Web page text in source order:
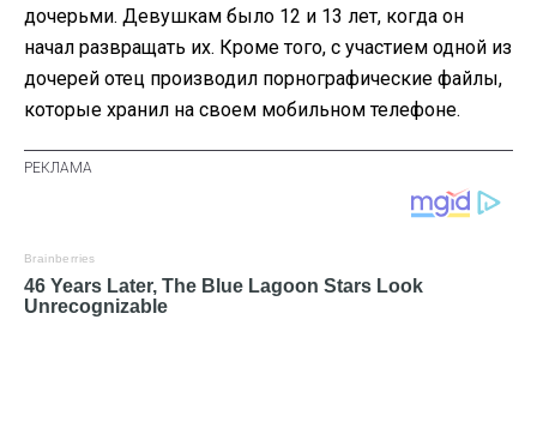
дочерьми. Девушкам было 12 и 13 лет, когда он
начал развращать их. Кроме того, с участием одной из
дочерей отец производил порнографические файлы,
которые хранил на своем мобильном телефоне.